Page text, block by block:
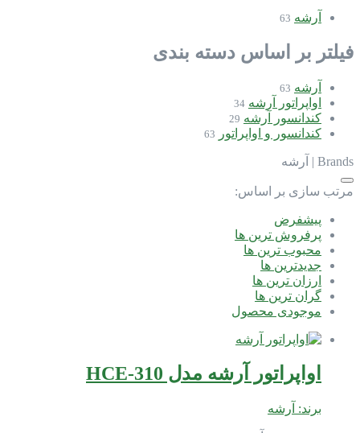
آرشه 63
فیلتر بر اساس دسته بندی
آرشه 63
اواپراتور آرشه 34
کندانسور آرشه 29
کندانسور و اواپراتور 63
Brands
| آرشه
مرتب سازی بر اساس:
پیشفرض
پرفروش ترین ها
محبوب ترین ها
جدیدترین ها
ارزان ترین ها
گران ترین ها
موجودی محصول
اواپراتور آرشه مدل HCE-310
برند: آرشه